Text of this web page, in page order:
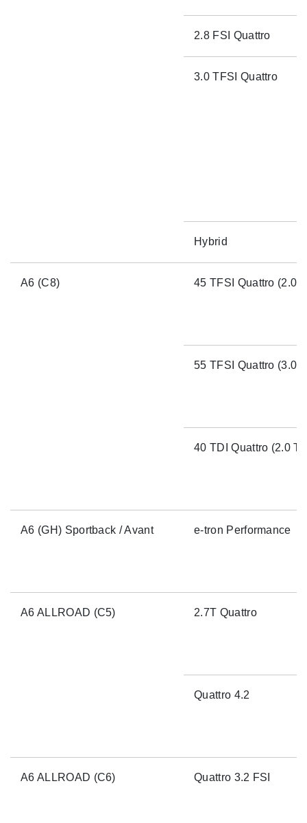
2.8 FSI Quattro
3.0 TFSI Quattro
Hybrid
A6 (C8) 45 TFSI Quattro (2.0
55 TFSI Quattro (3.0
40 TDI Quattro (2.0
A6 (GH) Sportback / Avant e-tron Performance
A6 ALLROAD (C5) 2.7T Quattro
Quattro 4.2
A6 ALLROAD (C6) Quattro 3.2 FSI